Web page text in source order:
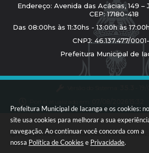
Prefeitura Municipal de Iacanga e os cookies:
site usa cookies para melhorar a sua
navegação. Ao continuar você concorda com a
nossa Política de Cookies e Privacidade.
Endereço: Avenida das Acácias, 149 –
CEP: 17180-418
Das 08:00hs às 11:30hs - 13:00h às
CNPJ: 46.137.477/
Prefeitura Municipal de
Copyright Instar - 2006-2026. Todos os direitos
Instar Tecnologia